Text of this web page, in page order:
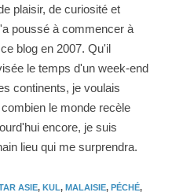
plaisir, de curiosité et
poussé à commencer à
blog en 2007. Qu'il
le temps d'un week-end
continents, je voulais
le monde recèle
encore, je suis
lieu qui me surprendra.
ASIE, KUL, MALAISIE, PÉCHÉ,